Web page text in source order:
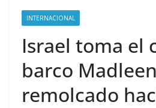
INTERNACIONAL
Israel toma el
barco
remolcado